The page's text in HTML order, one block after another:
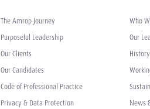
The Amrop Journey
Purposeful Leadership
Our Clients
Our Candidates
Code of Professional Practice
Privacy & Data Protection
Who
Our
History
News